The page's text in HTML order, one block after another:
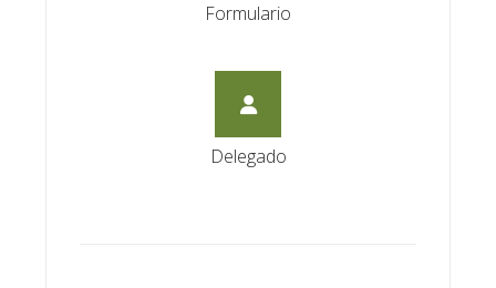
Formulario
Delegado